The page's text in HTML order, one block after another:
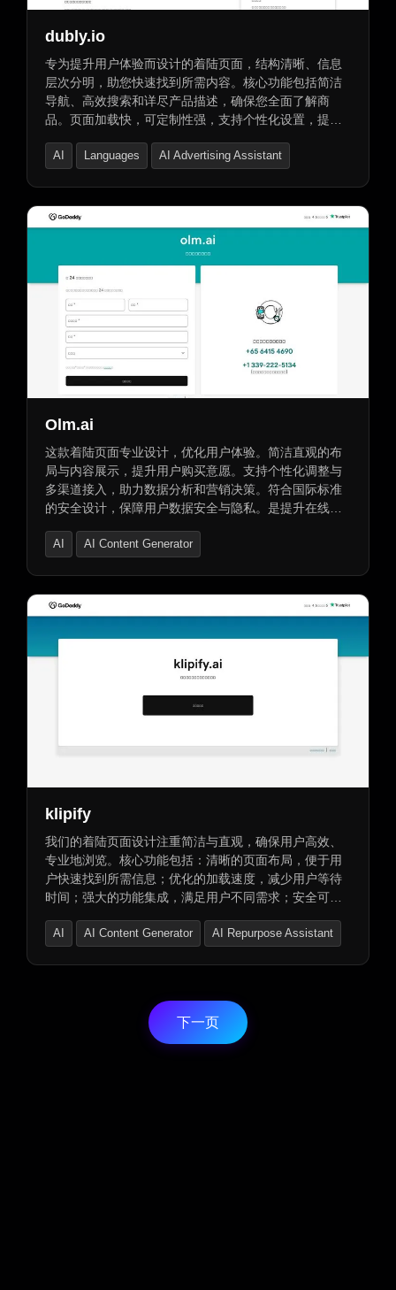
dubly.io
专为提升用户体验而设计的着陆页面，结构清晰、信息
层次分明，助您快速找到所需内容。核心功能包括简洁
导航、高效搜索和详尽产品描述，确保您全面了解商
品。页面加载快，可定制性强，支持个性化设置，提升
意的商品体验。同时提供域名购买、租用及交易保障服
AI Languages AI Advertising Assistant
Olm.ai
这款着陆页面专业设计，优化用户体验。简洁直观的布
局与内容展示，提升用户购买意愿。支持个性化调整与
多渠道接入，助力数据分析和营销决策。符合国际标准
的安全设计，保障用户数据安全与隐私。是提升在线营
AI
AI Content Generator
klipify
我们的着陆页面设计注重简洁与直观，确保用户高效、
专业地浏览。核心功能包括：清晰的页面布局，便于用
户快速找到所需信息；优化的加载速度，减少用户等待
时间；强大的功能集成，满足用户不同需求；安全可靠
时，我们重视隐私保护，不分享用户的个人信息，并提
AI AI Content Generator AI Repurpose Assistant
下一页